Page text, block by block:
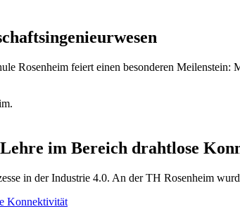
Rosenheim feiert einen besonderen
im Bereich drahtlose
in der Industrie 4.0. An der TH Rosenheim
Konnektivität